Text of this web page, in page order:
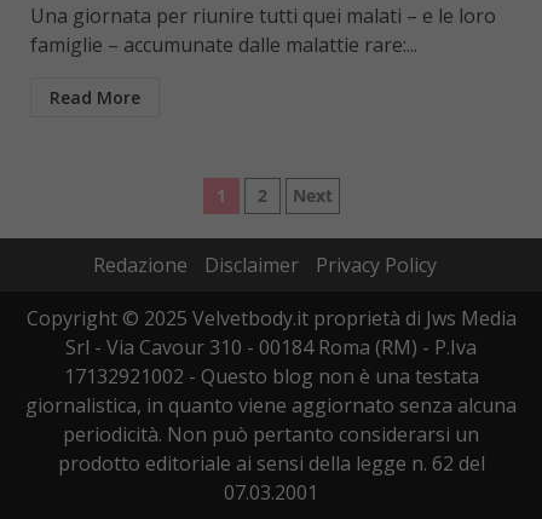
Una giornata per riunire tutti quei malati – e le loro
famiglie – accumunate dalle malattie rare:...
Read More
Paginazione
degli
1 2 Next
Redazione Disclaimer
Privacy Policy
Copyright © 2025 Velvetbody.it proprietà di Jws Media
Srl - Via Cavour 310 - 00184 Roma (RM) - P.Iva
17132921002 - Questo blog non è una testata
giornalistica, in quanto viene aggiornato senza alcuna
periodicità. Non può pertanto considerarsi un
prodotto editoriale ai sensi della legge n. 62 del
07.03.2001